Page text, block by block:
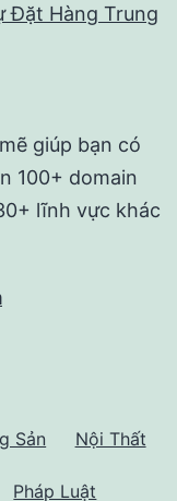
Đặt Hàng Trung
giúp bạn có
100+ domain
lĩnh vực khác
Sản Nội Thất
Pháp Luật